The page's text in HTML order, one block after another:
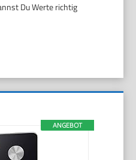
Du Werte richtig
ANGEBOT